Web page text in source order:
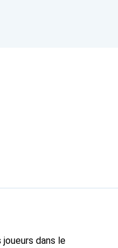
dans le